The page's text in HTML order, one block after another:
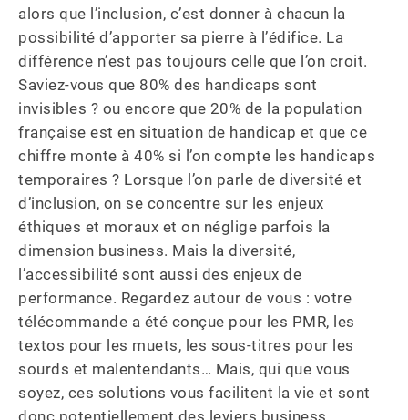
alors que l’inclusion, c’est donner à chacun la
possibilité d’apporter sa pierre à l’édifice. La
différence n’est pas toujours celle que l’on croit.
Saviez-vous que 80% des handicaps sont
invisibles ? ou encore que 20% de la population
française est en situation de handicap et que ce
chiffre monte à 40% si l’on compte les handicaps
temporaires ? Lorsque l’on parle de diversité et
d’inclusion, on se concentre sur les enjeux
éthiques et moraux et on néglige parfois la
dimension business. Mais la diversité,
l’accessibilité sont aussi des enjeux de
performance. Regardez autour de vous : votre
télécommande a été conçue pour les PMR, les
textos pour les muets, les sous-titres pour les
sourds et malentendants… Mais, qui que vous
soyez, ces solutions vous facilitent la vie et sont
donc potentiellement des leviers business.